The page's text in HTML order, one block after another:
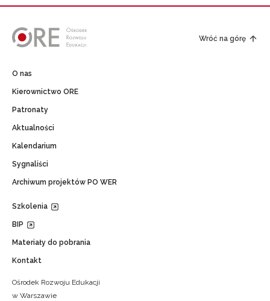
Wróć na górę
O nas
Kierownictwo ORE
Patronaty
Aktualności
Kalendarium
Sygnaliści
Archiwum projektów PO WER
Szkolenia
BIP
Materiały do pobrania
Kontakt
Ośrodek Rozwoju Edukacji
w Warszawie